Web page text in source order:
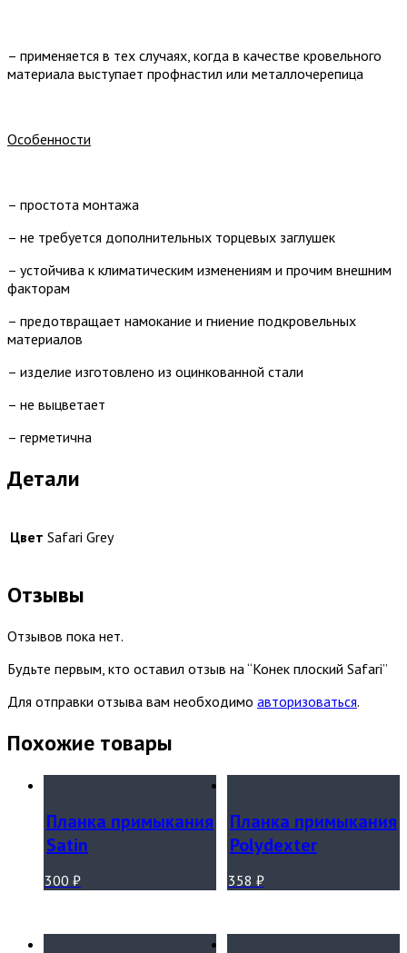
– применяется в тех случаях, когда в качестве кровельного
материала выступает профнастил или металлочерепица
Особенности
– простота монтажа
– не требуется дополнительных торцевых заглушек
– устойчива к климатическим изменениям и прочим внешним
факторам
– предотвращает намокание и гниение подкровельных
материалов
– изделие изготовлено из оцинкованной стали
– не выцветает
– герметична
Детали
Цвет Safari Grey
Отзывы
Отзывов пока нет.
Будьте первым, кто оставил отзыв на “Конек плоский Safari”
Для отправки отзыва вам необходимо авторизоваться.
Похожие товары
Планка примыкания
Satin
300 ₽
Планка примыкания
Polydexter
358 ₽